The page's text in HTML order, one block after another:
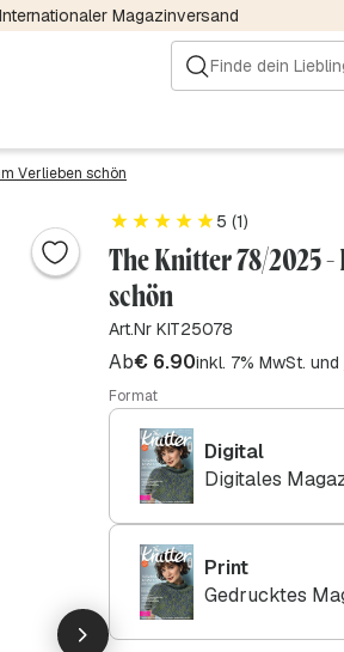
Internationaler Magazinversand
Verlieben schön
5 (1)
The Knitter 78/2025
schön
Art.Nr KIT25078
Ab€6.90inkl. 7% MwSt. und
Format
Digital
Digitales
Print
Gedrucktes